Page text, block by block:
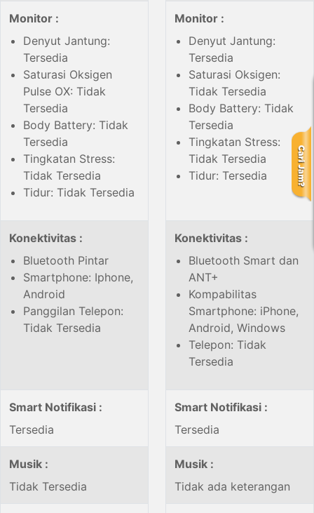
Monitor :
Denyut Jantung:
Tersedia
Saturasi Oksigen
Pulse OX: Tidak
Tersedia
Body Battery: Tidak
Tersedia
Tingkatan Stress:
Tidak Tersedia
Tidur: Tidak Tersedia
Monitor :
Denyut Jantung:
Tersedia
Saturasi Oksigen:
Tidak Tersedia
Body Battery: Tidak
Tersedia
Tingkatan Stress:
Tidak Tersedia
Tidur: Tersedia
Konektivitas :
Bluetooth Pintar
Smartphone: Iphone,
Android
Panggilan Telepon:
Tidak Tersedia
Konektivitas :
Bluetooth Smart dan
ANT+
Kompabilitas
Smartphone: iPhone,
Android, Windows
Telepon: Tidak
Tersedia
Smart Notifikasi :
Tersedia
Smart Notifikasi :
Tersedia
Musik :
Tidak Tersedia
Musik :
Tidak ada keterangan